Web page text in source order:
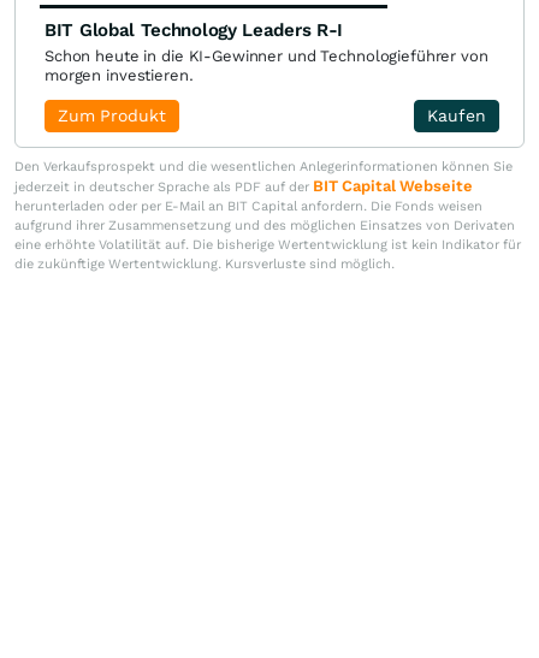
BIT Global Technology Leaders R-I
Schon heute in die KI-Gewinner und Technologieführer von
morgen investieren.
Kaufen
Zum Produkt
Den Verkaufsprospekt und die wesentlichen Anlegerinformationen können Sie
jederzeit in deutscher Sprache als PDF auf der BIT Capital Webseite
herunterladen oder per E-Mail an BIT Capital anfordern. Die Fonds weisen
aufgrund ihrer Zusammensetzung und des möglichen Einsatzes von Derivaten
eine erhöhte Volatilität auf. Die bisherige Wertentwicklung ist kein Indikator für
die zukünftige Wertentwicklung. Kursverluste sind möglich.